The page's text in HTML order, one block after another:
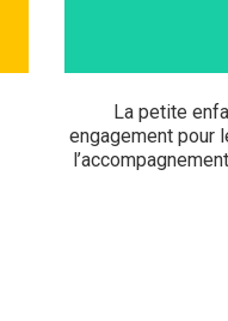
La petite
engagement pour